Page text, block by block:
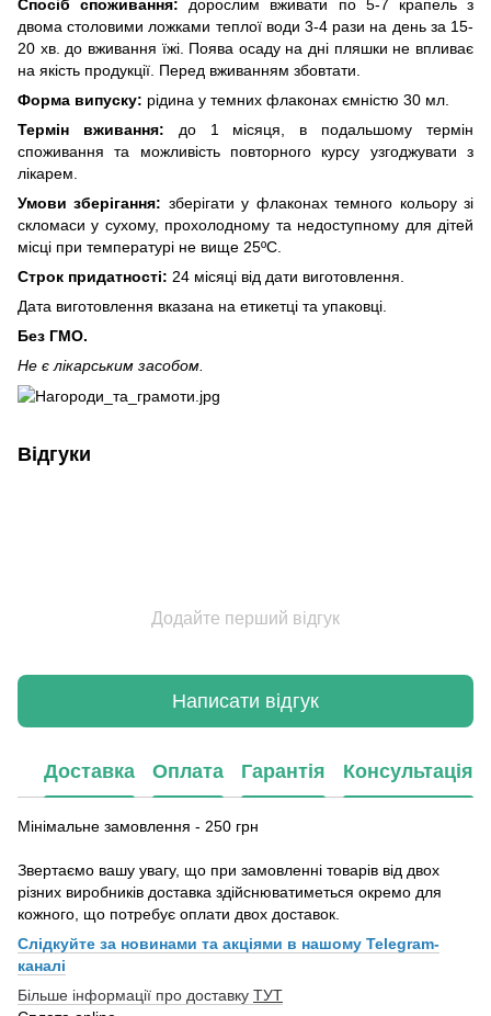
Спосіб споживання: дорослим вживати по 5-7 крапель з
двома столовими ложками теплої води 3-4 рази на день за 15-
20 хв. до вживання їжі. Поява осаду на дні пляшки не впливає
на якість продукції. Перед вживанням збовтати.
Форма випуску: рідина у темних флаконах ємністю 30 мл.
Термін вживання: до 1 місяця, в подальшому термін
споживання та можливість повторного курсу узгоджувати з
лікарем.
Умови зберігання: зберігати у флаконах темного кольору зі
скломаси у сухому, прохолодному та недоступному для дітей
місці при температурі не вище 25ºС.
Строк придатності: 24 місяці від дати виготовлення.
Дата виготовлення вказана на етикетці та упаковці.
Без ГМО.
Не є лікарським засобом.
Відгуки
Додайте перший відгук
Написати відгук
Доставка Оплата Гарантія Консультація
Мінімальне замовлення - 250 грн
Звертаємо вашу увагу, що при замовленні товарів від двох
різних виробників доставка здійснюватиметься окремо для
кожного, що потребує оплати двох доставок.
Слідкуйте за новинами та акціями в нашому Telegram-
каналі
Більше інформації про доставку ТУТ